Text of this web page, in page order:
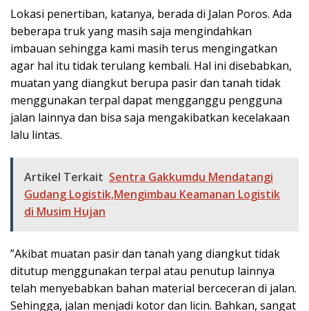
Lokasi penertiban, katanya, berada di Jalan Poros. Ada
beberapa truk yang masih saja mengindahkan
imbauan sehingga kami masih terus mengingatkan
agar hal itu tidak terulang kembali. Hal ini disebabkan,
muatan yang diangkut berupa pasir dan tanah tidak
menggunakan terpal dapat mengganggu pengguna
jalan lainnya dan bisa saja mengakibatkan kecelakaan
lalu lintas.
Artikel Terkait Sentra Gakkumdu Mendatangi
Gudang Logistik,Mengimbau Keamanan Logistik
di Musim Hujan
”Akibat muatan pasir dan tanah yang diangkut tidak
ditutup menggunakan terpal atau penutup lainnya
telah menyebabkan bahan material berceceran di jalan.
Sehingga, jalan menjadi kotor dan licin. Bahkan, sangat